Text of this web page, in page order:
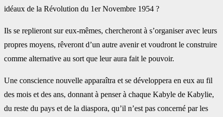
idéaux de la Révolution du 1er Novembre 1954 ?‎
Ils se replieront sur eux-mêmes, chercheront à s’organiser avec leurs
propres moyens, rêveront ‎d’un autre avenir et voudront le construire
comme alternative au sort que leur aura fait le pouvoir.
Une conscience nouvelle apparaîtra et se développera en eux au fil
des mois et des ans, donnant à ‎penser à chaque Kabyle de Kabylie,
du reste du pays et de la diaspora, qu’il n’est pas concerné par ‎les